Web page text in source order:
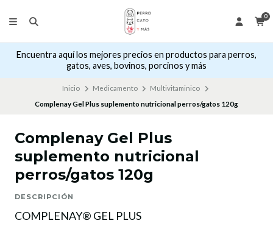
0
Encuentra aquí los mejores precios en productos para perros,
gatos, aves, bovinos, porcinos y más
Inicio Medicamento
Multivitaminico
Complenay Gel Plus suplemento nutricional perros/gatos 120g
Complenay Gel Plus
suplemento nutricional
perros/gatos 120g
DESCRIPCIÓN
COMPLENAY® GEL PLUS